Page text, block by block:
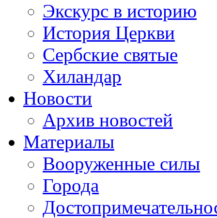
Экскурс в историю
История Церкви
Сербские святые
Хиландар
Новости
Архив новостей
Материалы
Вооруженные силы
Города